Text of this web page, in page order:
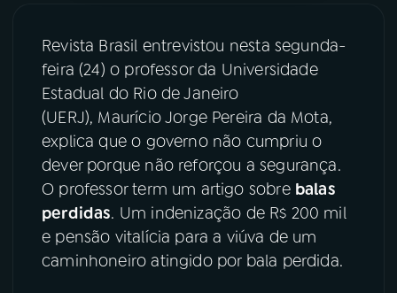
08FESTIVAL DE MÚSICA
ACOMPANHE A RÁDIO NACIONAL
YouTube Facebook
Instagram
TikTok
Revista Brasil entrevistou nesta segunda-
feira (24) o professor da Universidade
Estadual do Rio de Janeiro
(UERJ), Maurício Jorge Pereira da Mota,
explica que o governo não cumpriu o
dever porque não reforçou a segurança.
O professor term um artigo sobre balas
perdidas. Um indenização de R$ 200 mil
e pensão vitalícia para a viúva de um
caminhoneiro atingido por bala perdida.